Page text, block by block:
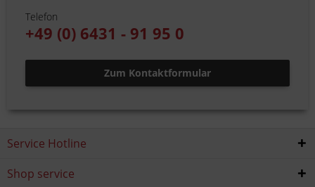
Telefon
+49 (0) 6431 - 91 95 0
Zum Kontaktformular
Service Hotline
Shop service